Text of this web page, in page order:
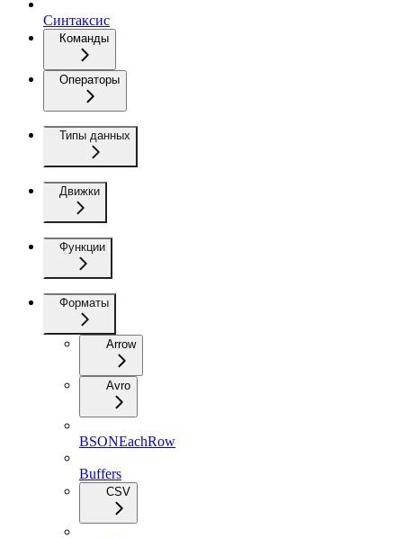
Синтаксис
Команды
Операторы
Типы данных
Движки
Функции
Форматы
Arrow
Avro
BSONEachRow
Buffers
CSV